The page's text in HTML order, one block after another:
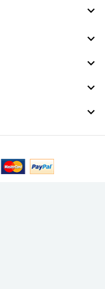




